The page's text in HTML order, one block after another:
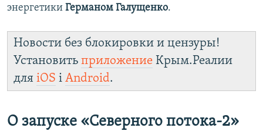
энергетики Германом Галущенко.
Новости без блокировки и цензуры!
Установить приложение Крым.Реалии
для iOS і Android.
О запуске «Северного потока-2»